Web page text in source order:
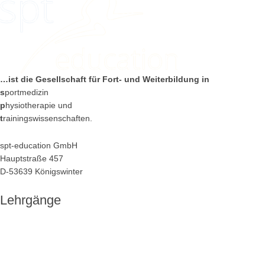
…ist die Gesellschaft für Fort- und Weiterbildung in
sportmedizin
p hysiotherapie und
trainingswissenschaften.
spt-education GmbH
Hauptstraße 457
D-53639 Königswinter
Lehrgänge